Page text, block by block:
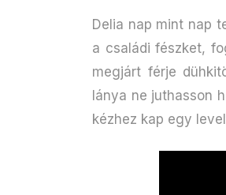
Delia nap mint nap
a családi fészket,
megjárt férje
lánya ne juthasson
kézhez kap egy